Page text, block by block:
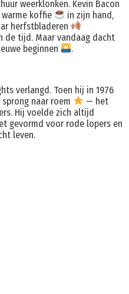
weerklonken. Kevin Bacon
koffie
in zijn hand,
herfstbladeren
de tijd. Maar vandaag dacht
beginnen
.
verlangd. Toen hij in 1976
naar roem
— het
Hij voelde zich altijd
gevormd voor rode lopers en
leven.